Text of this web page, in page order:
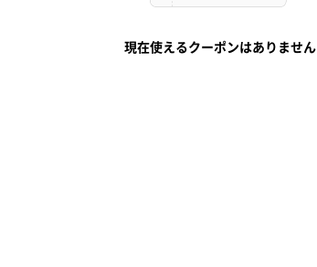
現在使えるクーポンはありません